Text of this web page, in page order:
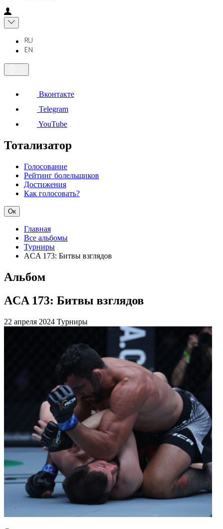
Вконтакте
Telegram
YouTube
Тотализатор
Голосование
Рейтинг болельщиков
Достижения
Как голосовать?
Ок
Главная
Все альбомы
Турниры
ACA 173: Битвы взглядов
Альбом
ACA 173: Битвы взглядов
22 апреля 2024 Турниры